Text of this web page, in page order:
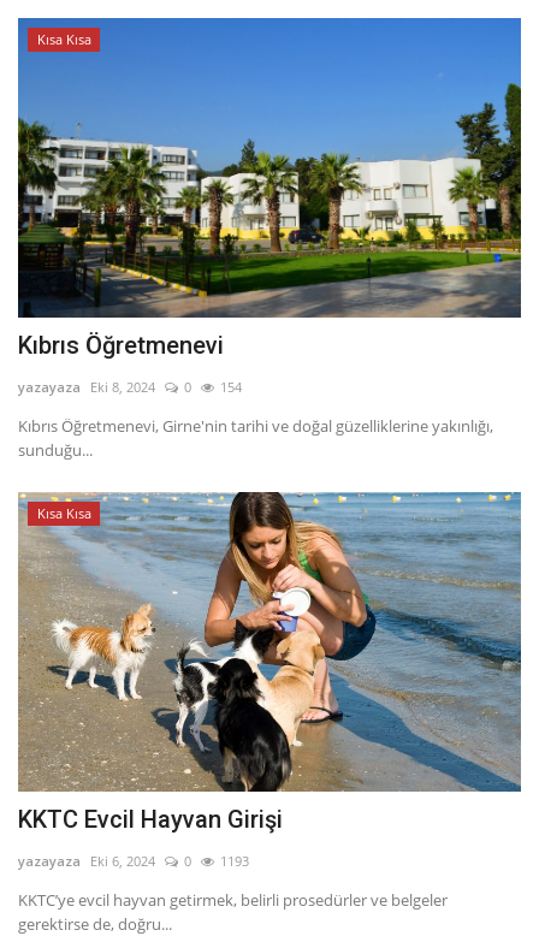
Kısa Kısa
Kıbrıs Öğretmenevi
yazayaza Eki 8, 2024 0 154
Kıbrıs Öğretmenevi, Girne'nin tarihi ve doğal güzelliklerine yakınlığı,
sunduğu...
Kısa Kısa
KKTC Evcil Hayvan Girişi
yazayaza Eki 6, 2024 0 1193
KKTC’ye evcil hayvan getirmek, belirli prosedürler ve belgeler
gerektirse de, doğru...